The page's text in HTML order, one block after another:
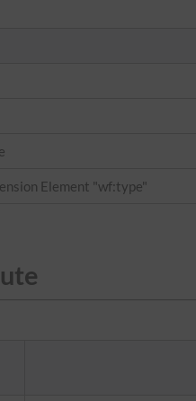
Element "wf:type"